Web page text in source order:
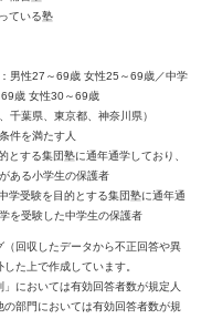
ている塾
男性27～69歳 女性25～69歳／中学
歳 女性30～69歳
千葉県、東京都、神奈川県）
件を満たす人
とする集団塾に通年通学しており、
ある小学生の保護者
学受験を目的とする集団塾に通年通
を受験した中学生の保護者
回収したデータから不正回答や異
た上で作成しています。
においては有効回答者数が規定人
部門においては有効回答者数が規